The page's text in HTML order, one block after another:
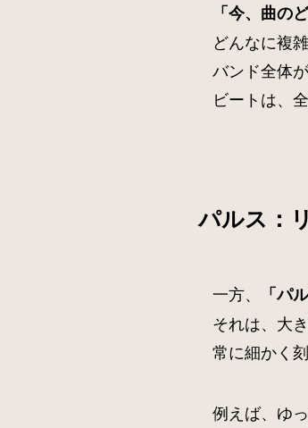
「今、曲の
どんなに複
バンド全体
ビートは、
パルス：
一方、 「パ
それは、大
常に細かく
例えば、ゆ